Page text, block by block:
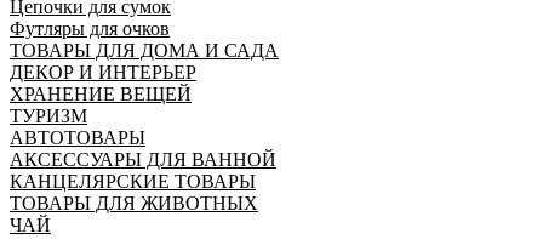
Цепочки для сумок
Футляры для очков
ТОВАРЫ ДЛЯ ДОМА И САДА
ДЕКОР И ИНТЕРЬЕР
ХРАНЕНИЕ ВЕЩЕЙ
ТУРИЗМ
АВТОТОВАРЫ
АКСЕССУАРЫ ДЛЯ ВАННОЙ
КАНЦЕЛЯРСКИЕ ТОВАРЫ
ТОВАРЫ ДЛЯ ЖИВОТНЫХ
ЧАЙ